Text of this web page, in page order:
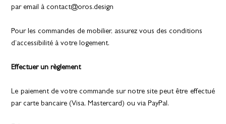
par email à contact@oros.design
Pour les commandes de mobilier, assurez vous des conditions
d’accessibilité à votre logement.
Effectuer un règlement
Le paiement de votre commande sur notre site peut être effectué
par carte bancaire (Visa, Mastercard) ou via PayPal.